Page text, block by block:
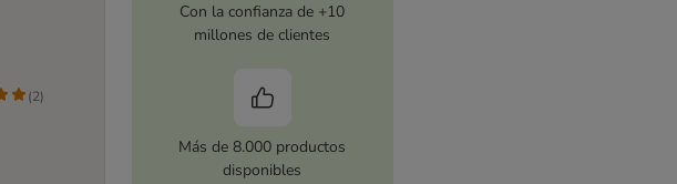
(2)
Con la confianza de +10
millones de clientes
Más de 8.000 productos
disponibles